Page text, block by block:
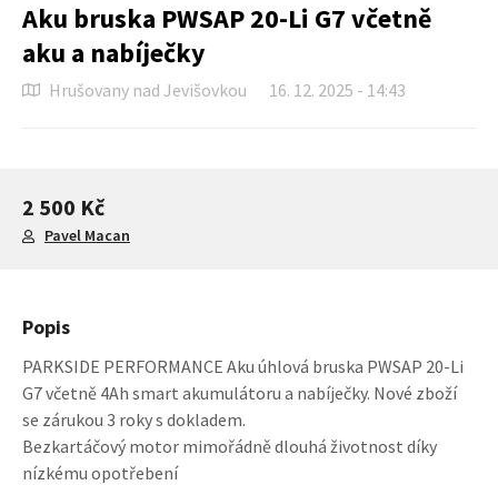
Aku bruska PWSAP 20-Li G7 včetně
aku a nabíječky
Hrušovany nad Jevišovkou 16. 12. 2025 - 14:43
2 500 Kč
Pavel Macan
Popis
PARKSIDE PERFORMANCE Aku úhlová bruska PWSAP 20-Li
G7 včetně 4Ah smart akumulátoru a nabíječky. Nové zboží
se zárukou 3 roky s dokladem.
Bezkartáčový motor mimořádně dlouhá životnost díky
nízkému opotřebení